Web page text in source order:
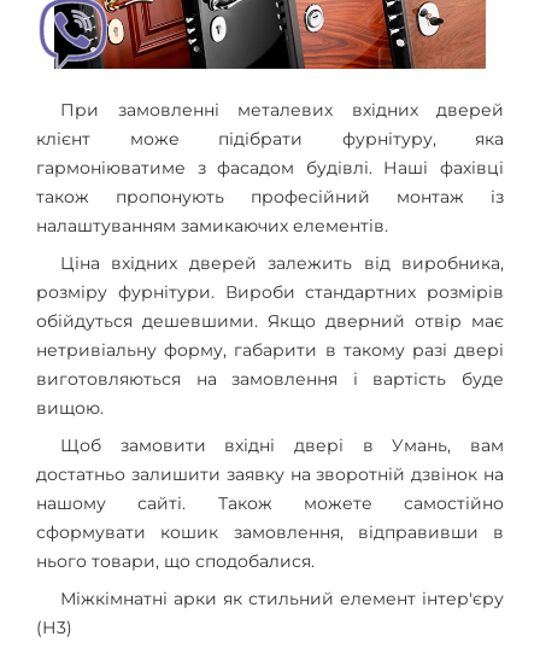
При замовленні металевих вхідних дверей
клієнт може підібрати фурнітуру, яка
гармоніюватиме з фасадом будівлі. Наші фахівці
також пропонують професійний монтаж із
налаштуванням замикаючих елементів.
Ціна вхідних дверей залежить від виробника,
розміру фурнітури. Вироби стандартних розмірів
обійдуться дешевшими. Якщо дверний отвір має
нетривіальну форму, габарити в такому разі двері
виготовляються на замовлення і вартість буде
вищою.
Щоб замовити вхідні двері в Умань, вам
достатньо залишити заявку на зворотній дзвінок на
нашому сайті. Також можете самостійно
сформувати кошик замовлення, відправивши в
нього товари, що сподобалися.
Міжкімнатні арки як стильний елемент інтер'єру
(Н3)